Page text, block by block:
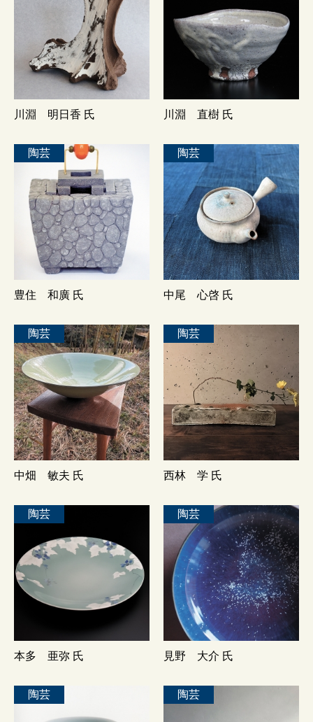
川淵 明日香 氏 川淵 直樹 氏
陶芸
豊住 和廣 氏
陶芸
中尾 心啓 氏
陶芸
中畑 敏夫 氏
陶芸
西林 学 氏
陶芸
本多 亜弥 氏
陶芸
見野 大介 氏
陶芸 陶芸